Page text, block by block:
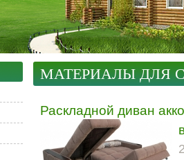
МАТЕРИАЛЫ ДЛЯ
Раскладной диван